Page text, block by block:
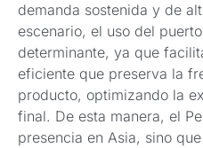
demanda sostenida y de
escenario, el uso del
determinante, ya que
eficiente que preserva la
producto, optimizando la
final. De esta manera, el
presencia en Asia, sino